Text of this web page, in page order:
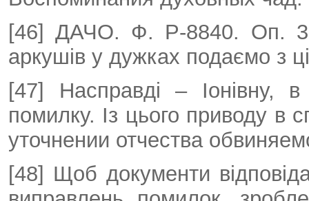
[46] ДАЧО. Ф. Р-8840. Оп. 3.
аркушів у дужках подаємо з
[47] Насправді – Іонівну, в
помилку. Із цього приводу в
уточнении отчества
[48] Щоб документи